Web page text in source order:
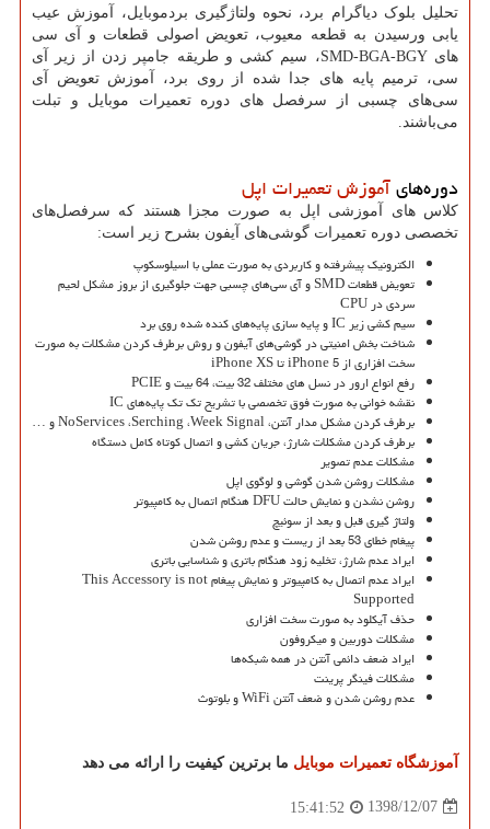
تحلیل بلوک دیاگرام برد، نحوه ولتاژگیری بردموبایل، آموزش عیب
یابی ورسیدن به قطعه معیوب، تعویض اصولی قطعات و آی سی
هایSMD-BGA-BGY، سیم کشی و طریقه جامپر زدن از زیر آی
سی، ترمیم پایه های جدا شده از روی برد، آموزش تعویض آی
سی‌های چسبی از سرفصل های دوره تعمیرات موبایل و تبلت
می‌باشند.
دوره‌هایآموزش تعمیرات اپل
کلاس های آموزشی اپل به صورت مجزا هستند که سرفصل‌های
تخصصی دوره تعمیرات گوشی‌های آیفون بشرح زیر است:
الکترونیک پیشرفته و کاربردی به صورت عملی با اسیلوسکوپ
تعویض قطعات SMD و آی سی‌های چسبی جهت جلوگیری از بروز مشکل لحیم
سردی در CPU
سیم کشی زیر IC و پایه سازی پایه‌های کنده شده روی برد
شناخت بخش امنیتی در گوشی‌های آیفون و روش برطرف کردن مشکلات به صورت
سخت افزاری از iPhone 5 تا iPhone XS
رفع انواع ارور در نسل های مختلف 32 بیت، 64 بیت و PCIE
نقشه خوانی به صورت فوق تخصصی با تشریح تک تک پایه‌های IC
برطرف کردن مشکل مدار آنتن، NoServices ،Serching ،Week Signal و …
برطرف کردن مشکلات شارژ، جریان کشی و اتصال کوتاه کامل دستگاه
مشکلات عدم تصویر
مشکلات روشن شدن گوشی و لوگوی اپل
روشن نشدن و نمایش حالت DFU هنگام اتصال به کامپیوتر
ولتاژ گیری قبل و بعد از سوئیچ
پیغام خطای 53 بعد از ریست و عدم روشن شدن
ایراد عدم شارژ، تخلیه زود هنگام باتری و شناسایی باتری
ایراد عدم اتصال به کامپیوتر و نمایش پیغام This Accessory is not
Supported
حذف آیکلود به صورت سخت افزاری
مشکلات دوربین و میکروفون
ایراد ضعف دائمی آنتن در همه شبکه‌ها
مشکلات فینگر پرینت
عدم روشن شدن و ضعف آنتن WiFi و بلوتوث
آموزشگاه تعمیرات موبایل ما برترین کیفیت را ارائه می دهد
1398/12/07
15:41:52